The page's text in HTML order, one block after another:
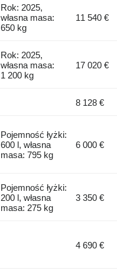
Rok: 2025,
własna masa:
650 kg
11 540 €
Rok: 2025,
własna masa:
1 200 kg
17 020 €
8 128 €
Pojemność łyżki:
600 l, własna
masa: 795 kg
6 000 €
Pojemność łyżki:
200 l, własna
masa: 275 kg
3 350 €
4 690 €